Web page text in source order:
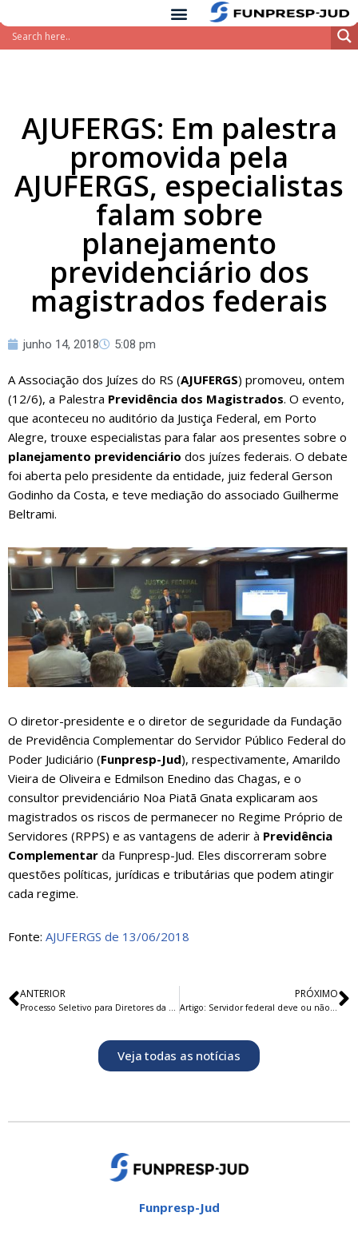
Pular
AJUFERGS: Em palestra
promovida pela
AJUFERGS, especialistas
falam sobre
planejamento
previdenciário dos
magistrados federais
junho 14, 2018 5:08 pm
A Associação dos Juízes do RS (AJUFERGS) promoveu, ontem
(12/6), a Palestra Previdência dos Magistrados. O evento,
que aconteceu no auditório da Justiça Federal, em Porto
Alegre, trouxe especialistas para falar aos presentes sobre o
planejamento previdenciário dos juízes federais. O debate
foi aberta pelo presidente da entidade, juiz federal Gerson
Godinho da Costa, e teve mediação do associado Guilherme
Beltrami.
O diretor-presidente e o diretor de seguridade da Fundação
de Previdência Complementar do Servidor Público Federal do
Poder Judiciário (Funpresp-Jud), respectivamente, Amarildo
Vieira de Oliveira e Edmilson Enedino das Chagas, e o
consultor previdenciário Noa Piatã Gnata explicaram aos
magistrados os riscos de permanecer no Regime Próprio de
Servidores (RPPS) e as vantagens de aderir à Previdência
Complementar da Funpresp-Jud. Eles discorreram sobre
questões políticas, jurídicas e tributárias que podem atingir
cada regime.
Fonte: AJUFERGS de 13/06/2018
ANTERIOR PRÓXIMO
Veja todas as notícias
Funpresp-Jud